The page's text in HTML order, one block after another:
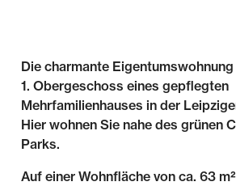
Die charmante
1. Obergeschoss eines gepflegten
Mehrfamilienhauses in der
Hier wohnen Sie nahe des grünen
Parks.
Auf einer Wohnfläche von ca. 63